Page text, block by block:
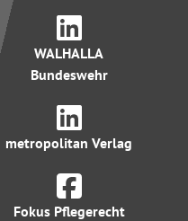
WALHALLA
Bundeswehr
metropolitan Verlag
Fokus Pflegerecht